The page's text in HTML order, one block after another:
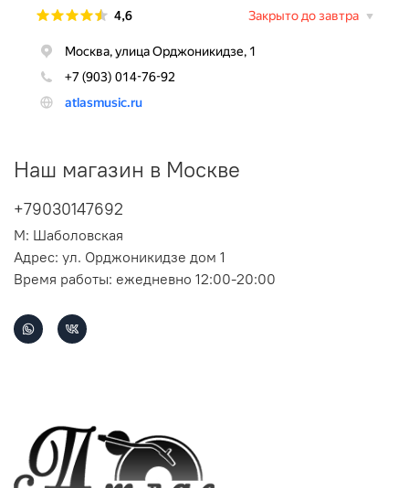
Наш магазин в Москве
+79030147692
М: Шаболовская
Адрес: ул. Орджоникидзе дом 1
Время работы: ежедневно 12:00-20:00